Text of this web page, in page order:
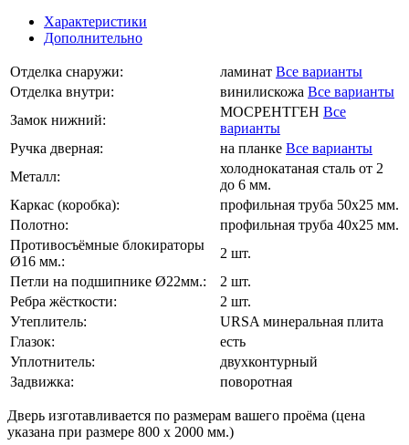
Характеристики
Дополнительно
Отделка снаружи: ламинат Все варианты
Отделка внутри:
винилискожа Все варианты
Замок нижний:
МОСРЕНТГЕН Все
варианты
Ручка дверная:
на планке Все варианты
Металл:
холоднокатаная сталь от 2
до 6 мм.
Каркас (коробка):
профильная труба 50х25 мм.
Полотно:
профильная труба 40х25 мм.
Противосъёмные блокираторы
Ø16 мм.:
2 шт.
Петли на подшипнике Ø22мм.:
2 шт.
Ребра жёсткости:
2 шт.
Утеплитель:
URSA минеральная плита
Глазок:
есть
Уплотнитель:
двухконтурный
Задвижка:
поворотная
Дверь изготавливается по размерам вашего проёма (цена
указана при размере 800 х 2000 мм.)